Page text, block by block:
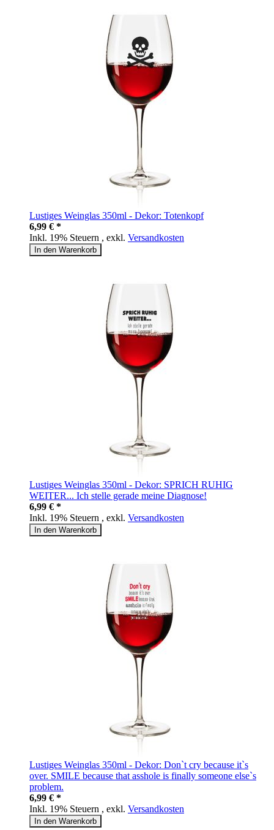
Lustiges Weinglas 350ml - Dekor: Totenkopf
6,99 € *
Inkl. 19% Steuern , exkl. Versandkosten
In den Warenkorb
Lustiges Weinglas 350ml - Dekor: SPRICH RUHIG
WEITER... Ich stelle gerade meine Diagnose!
6,99 € *
Inkl. 19% Steuern , exkl. Versandkosten
In den Warenkorb
Lustiges Weinglas 350ml - Dekor: Don`t cry because it`s
over. SMILE because that asshole is finally someone else`s
problem.
6,99 € *
Inkl. 19% Steuern , exkl. Versandkosten
In den Warenkorb